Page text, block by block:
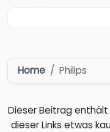
Home Philips
Dieser Beitrag
dieser Links etwas